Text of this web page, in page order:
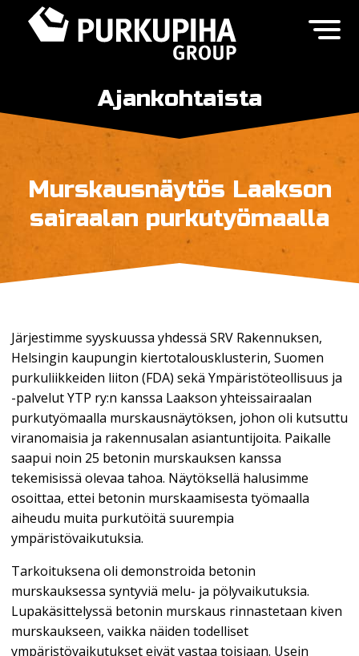
Ajankohtaista
Murskausnäytös Laakson
sairaalan purkutyömaalla
Järjestimme syyskuussa yhdessä SRV Rakennuksen,
Helsingin kaupungin kiertotalousklusterin, Suomen
purkuliikkeiden liiton (FDA) sekä Ympäristöteollisuus ja
-palvelut YTP ry:n kanssa Laakson yhteissairaalan
purkutyömaalla murskausnäytöksen, johon oli kutsuttu
viranomaisia ja rakennusalan asiantuntijoita. Paikalle
saapui noin 25 betonin murskauksen kanssa
tekemisissä olevaa tahoa. Näytöksellä halusimme
osoittaa, ettei betonin murskaamisesta työmaalla
aiheudu muita purkutöitä suurempia
ympäristövaikutuksia.
Tarkoituksena oli demonstroida betonin
murskauksessa syntyviä melu- ja pölyvaikutuksia.
Lupakäsittelyssä betonin murskaus rinnastetaan kiven
murskaukseen, vaikka näiden todelliset
ympäristövaikutukset eivät vastaa toisiaan. Usein